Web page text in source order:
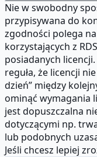
Nie w swobodny
przypisywana do
zgodności polega
korzystających z
posiadanych
reguła, że licencji
dzień” między
ominąć wymagania
jest dopuszczalna
dotyczącymi np.
lub podobnych
Jeśli chcesz lepiej